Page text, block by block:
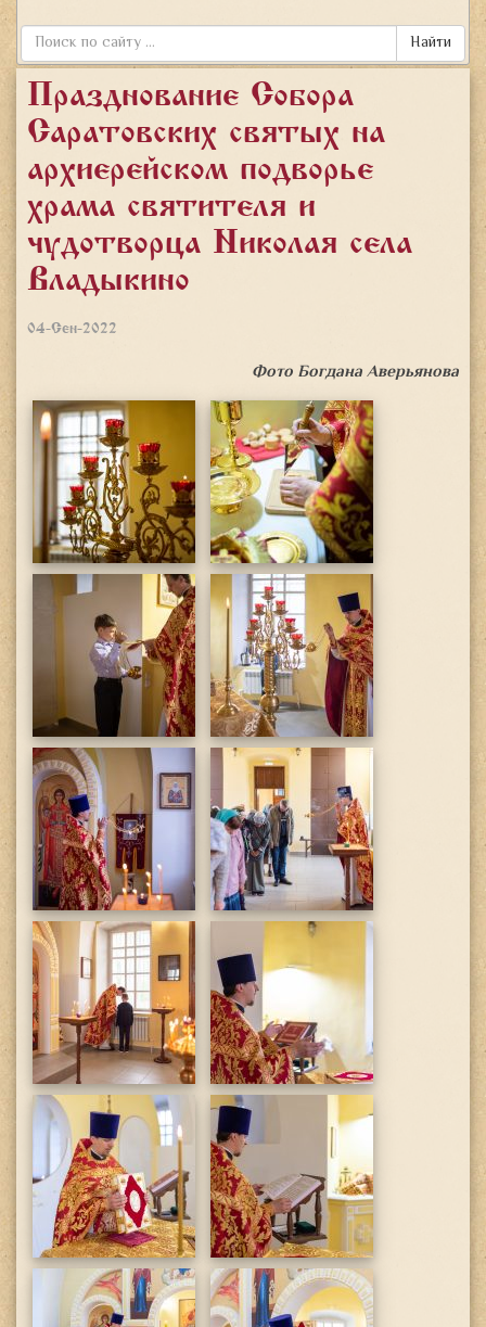
Найти
Празднование Собора
Саратовских святых на
архиерейском подворье
храма святителя и
чудотворца Николая села
Владыкино
04-Сен-2022
Фото Богдана Аверьянова